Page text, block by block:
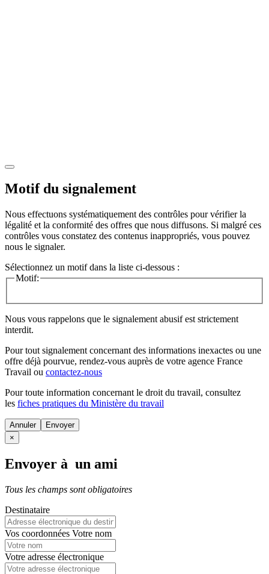
Motif du signalement
Nous effectuons systématiquement des contrôles pour vérifier la
légalité et la conformité des offres que nous diffusons. Si malgré ces
contrôles vous constatez des contenus inappropriés, vous pouvez
nous le signaler.
Sélectionnez un motif dans la liste ci-dessous :
Motif:
Nous vous rappelons que le signalement abusif est strictement
interdit.
Pour tout signalement concernant des informations inexactes ou une
offre déjà pourvue, rendez-vous auprès de votre agence France
Travail ou contactez-nous
Pour toute information concernant le droit du travail, consultez
les fiches pratiques du Ministère du travail
Annuler
×
Envoyer à un ami
Tous les champs sont obligatoires
Destinataire
Vos coordonnées Votre nom
Votre adresse électronique